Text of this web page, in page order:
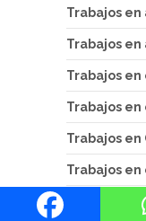
Trabajos
Trabajos
Trabajos
Trabajos
Trabajos en
Trabajos en
Trabajos en